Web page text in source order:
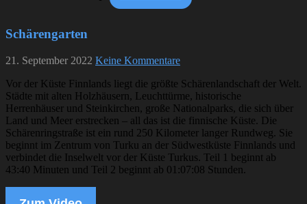
Schärengarten
21. September 2022 Keine Kommentare
Vor der Küste Finnlands liegt die größte Schärenlandschaft der Welt.
Städte mit alten Holzhäusern, Leuchttürme, historische
Herrenhäuser und Steinkirchen, große Nationalparks, die sich über
Land und Meer erstrecken – all das ist die finnische Küste. Die
Schärenringstraße ist ein rund 250 Kilometer langer Rundweg. Sie
beginnt im Zentrum von Turku an der Südwestküste Finnlands und
verbindet die Inselwelt vor der Küste Turkus. Teil 1 beginnt ab
43:40 Minuten und Teil 2 beginnt ab 01:07:08 Stunden.